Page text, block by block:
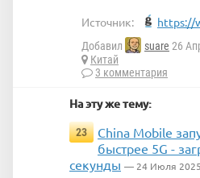
Источник: https://
Добавил suare 26
Китай
3 комментария
На эту же тему:
23
China Mobile
быстрее 5G -
секунды — 24 Июля 2025